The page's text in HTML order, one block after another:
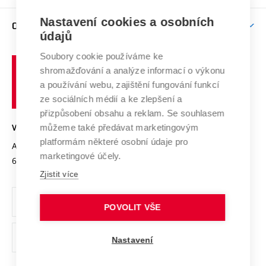
E-přihláška
Závěrečné práce
Doktorské studium
Studium bez bariér
Podpora podnikání
Mezinárodní vědecká rada
Systém zajišťování kvality výzkumu
Výzkumné infrastruktury
Transfer znalostí
Open Science
Projekty
Projekty ze strukturálních fondů
Specifický výzkum
Zahraniční spolupráce
Spolupráce se školami
Služby univerzity
Mezinárodní dohody
Univerzitní sítě
O UNIVERZITĚ
Profil univerzity
Udržitelná univerzita
Podnikavá univerzita / ContriBUTe
Bezpečná univerzita
Vyznamenání
Organizační struktura
Ochrana osobních údajů
odkaz)
učení
technické
VYSOKÉ UČENÍ TECHNICKÉ V BRNĚ
Antonínská 548/1
602 00 Brno
www.vut.cz
vut@vutbr.cz
Nastavení cookies a osobních
údajů
Soubory cookie používáme ke
shromažďování a analýze informací o výkonu
a používání webu, zajištění fungování funkcí
ze sociálních médií a ke zlepšení a
přizpůsobení obsahu a reklam. Se souhlasem
můžeme také předávat marketingovým
platformám některé osobní údaje pro
marketingové účely.
Zjistit více
POVOLIT VŠE
Nastavení